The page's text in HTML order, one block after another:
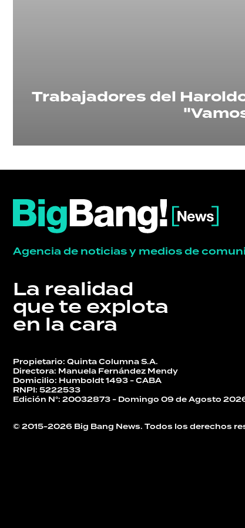
Trabajadores del
Agencia de noticias y medios de
La realidad
que te explota
en la cara
Propietario: Quinta Columna S.A.
Directora: Manuela Fernández Mendy
Domicilio: Humboldt 1493 - CABA
RNPI: 5222533
Edición N°: 20032873 - Domingo 09 de Agosto
© 2015-2026 Big Bang News. Todos los derechos
POLICIALES
ECONOMÍA
GRAN
HERMANO
SALUD
DEPORTES
TECNOLOGÍA